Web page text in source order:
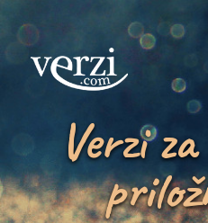
Verzi